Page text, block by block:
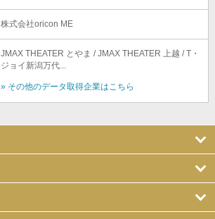
株式会社oricon ME
JMAX THEATER とやま / JMAX THEATER 上越 / T・
ジョイ新潟万代...
» その他のデータ取得企業はこちら